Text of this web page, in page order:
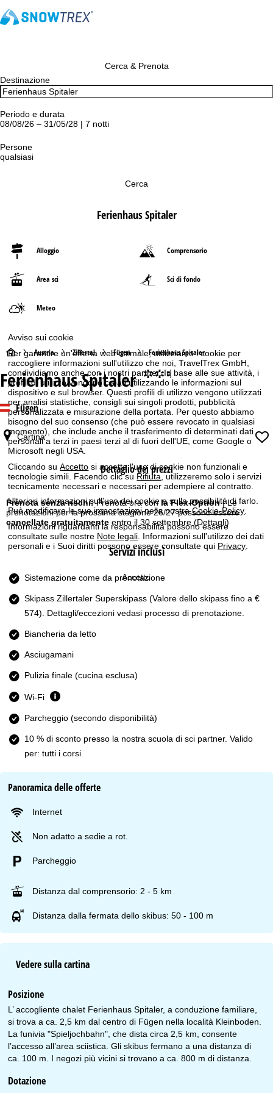
Avviso sui cookie
Per garantire un'offerta web ottimale, utilizziamo i cookie per
raccogliere informazioni sull'utilizzo che noi, TravelTrex GmbH,
condividiamo anche con i nostri partner. In base alle sue attività, i
profili di utilizzo vengono creati utilizzando le informazioni sul
dispositivo e sul browser. Questi profili di utilizzo vengono utilizzati
per analisi statistiche, consigli sui singoli prodotti, pubblicità
personalizzata e misurazione della portata. Per questo abbiamo
bisogno del suo consenso (che può essere revocato in qualsiasi
momento), che include anche il trasferimento di determinati dati
personali a terzi in paesi terzi al di fuori dell'UE, come Google o
Microsoft negli USA.
Cliccando suAccetto si accetta l'uso di cookie non funzionali e
tecnologie simili. Facendo clic su Rifiuta , utilizzeremo solo i servizi
tecnicamente necessari e necessari per adempiere al contratto.
Ulteriori informazioni sull'uso dei cookie e sulla possibilità di farlo.
Può modificare le sue impostazioni nella nostraCookie-Policy.
Informazioni riguardanti la responsabilità possono essere
consultate sulle nostre Note legali. Informazioni sull'utilizzo dei dati
personali e i Suoi diritti possono essere consultate qui Privacy.
Accetto
Cerca & Prenota
Destinazione
Periodo e durata
08/08/26 – 31/05/28 | 7 notti
Persone
qualsiasi
Cerca
Ferienhaus Spitaler
Alloggio Comprensorio
Area sci Sci di fondo
Meteo
H
o
m
e
p
a
g
e
Austria Zillertal Fügen Ferienhaus Spitaler
Ferienhaus Spitaler °°.
Fügen
Cartina
Dettaglio dei prezzi
Prenota senza rischi:Prenota ora conla Flex-Option| Le
prenotazioni per la prossima stagione 26/27 possono essere
cancellate gratuitamente entro il 30 settembre (Dettagli)
Servizi inclusi
Sistemazione come da prenotazione
Skipass Zillertaler Superskipass (Valore dello skipass fino a €
574). Dettagli/eccezioni vedasi processo di prenotazione.
Biancheria da letto
Asciugamani
Pulizia finale (cucina esclusa)
Wi-Fi
Parcheggio (secondo disponibilità)
10 % di sconto presso la nostra scuola di sci partner. Valido
per: tutti i corsi
Panoramica delle offerte
Internet
Non adatto a sedie a rot.
Parcheggio
Distanza dal comprensorio: 2 - 5 km
Distanza dalla fermata dello skibus: 50 - 100 m
Vedere sulla cartina
Posizione
L’ accogliente chalet Ferienhaus Spitaler, a conduzione familiare,
si trova a ca. 2,5 km dal centro di Fügen nella località Kleinboden.
La funivia "Spieljochbahn", che dista circa 2,5 km, consente
l’accesso all’area sciistica. Gli skibus fermano a una distanza di
ca. 100 m. I negozi più vicini si trovano a ca. 800 m di distanza.
Dotazione